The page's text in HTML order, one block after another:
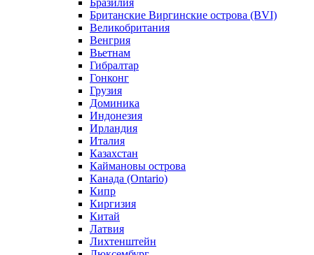
Бразилия
Британские Виргинские острова (BVI)
Великобритания
Венгрия
Вьетнам
Гибралтар
Гонконг
Грузия
Доминика
Индонезия
Ирландия
Италия
Казахстан
Каймановы острова
Канада (Ontario)
Кипр
Киргизия
Китай
Латвия
Лихтенштейн